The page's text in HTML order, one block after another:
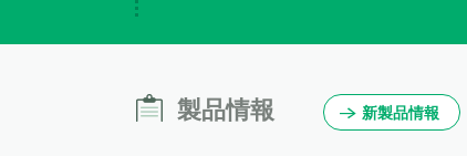
製品情報 新製品情報